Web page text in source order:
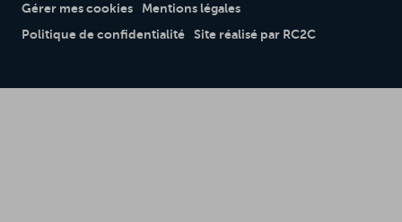
Gérer mes cookies
Mentions légales
Politique de confidentialité
Site réalisé par RC2C